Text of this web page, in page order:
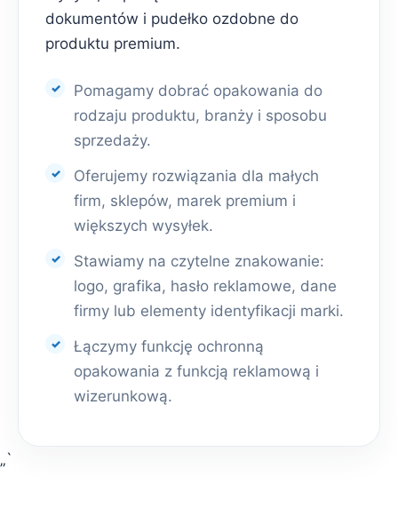
dokumentów i pudełko ozdobne do
produktu premium.
Pomagamy dobrać opakowania do
rodzaju produktu, branży i sposobu
sprzedaży.
Oferujemy rozwiązania dla małych
firm, sklepów, marek premium i
większych wysyłek.
Stawiamy na czytelne znakowanie:
logo, grafika, hasło reklamowe, dane
firmy lub elementy identyfikacji marki.
Łączymy funkcję ochronną
opakowania z funkcją reklamową i
wizerunkową.
„`